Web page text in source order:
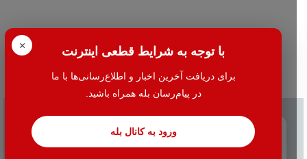
× با توجه به شرایط قطعی اینترنت
برای دریافت آخرین اخبار و اطلاع‌رسانی‌ها با ما
در پیام‌رسان بله همراه باشید.
ورود به کانال بله تماس با ما